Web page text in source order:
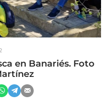
en Banariés. Foto